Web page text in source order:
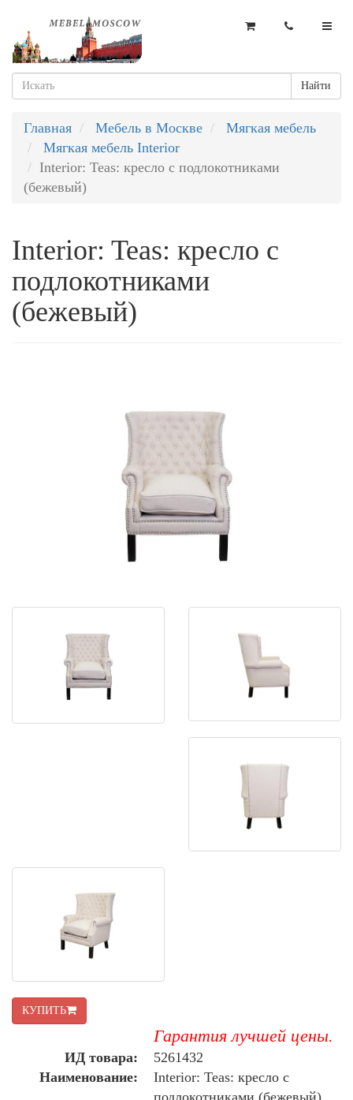
Найти
Главная Мебель в Москве
Мягкая мебель
Мягкая мебель Interior
Interior: Teas: кресло с подлокотниками
(бежевый)
Interior: Teas: кресло с
подлокотниками
(бежевый)
КУПИТЬ
Гарантия лучшей цены.
ИД товара:
5261432
Наименование:
Interior: Teas: кресло с
подлокотниками (бежевый)